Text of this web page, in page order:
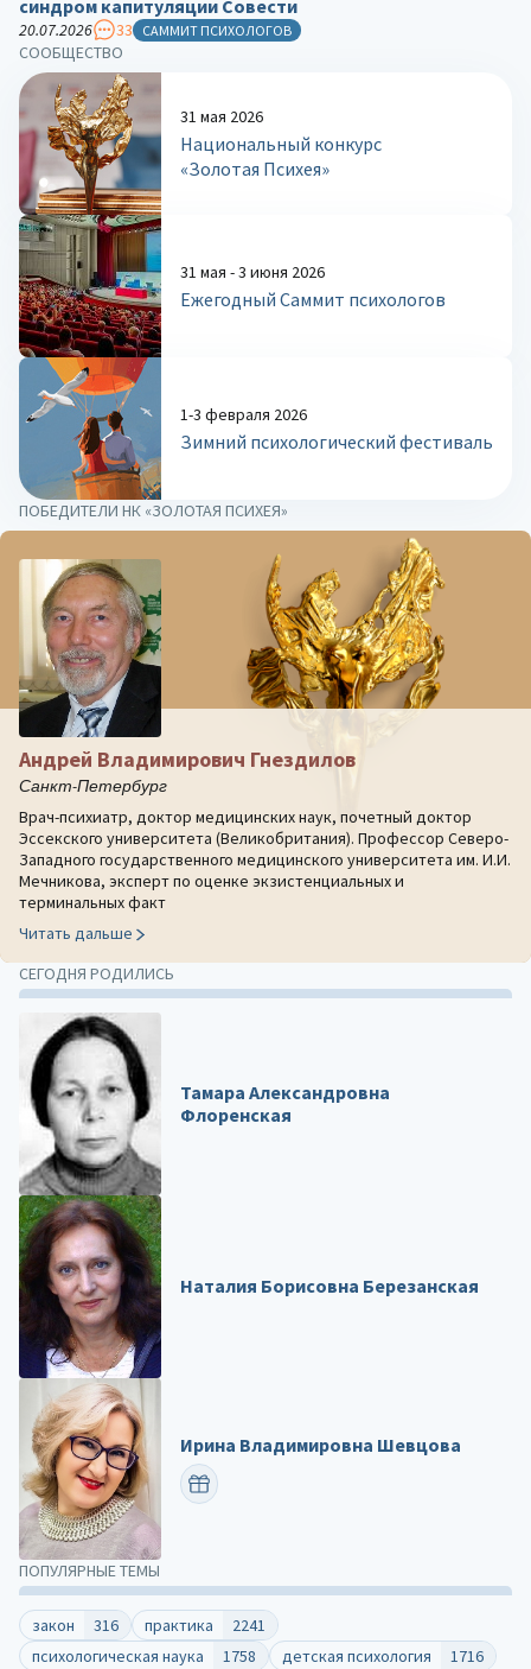
СООБЩЕСТВО
31 мая 2026
Национальный конкурс
«Золотая Психея»
31 мая - 3 июня 2026
Ежегодный Саммит психологов
1-3 февраля 2026
Зимний психологический фестиваль
синдром капитуляции Совести
20.07.2026 33 САММИТ ПСИХОЛОГОВ
ПОПУЛЯРНЫЕ ТЕМЫ
закон 316 практика
2241
психологическая наука
1758 детская психология
1716
ПОБЕДИТЕЛИ НК «ЗОЛОТАЯ ПСИХЕЯ»
Андрей Владимирович Гнездилов
Санкт-Петербург
Врач-психиатр, доктор медицинских наук, почетный доктор
Эссекского университета (Великобритания). Профессор Северо-
Западного государственного медицинского университета им. И.И.
Мечникова, эксперт по оценке экзистенциальных и
терминальных факт
Читать дальше
СЕГОДНЯ РОДИЛИСЬ
Тамара Александровна
Флоренская
Наталия Борисовна Березанская
Ирина Владимировна Шевцова
ПОЗДРАВИТЬ